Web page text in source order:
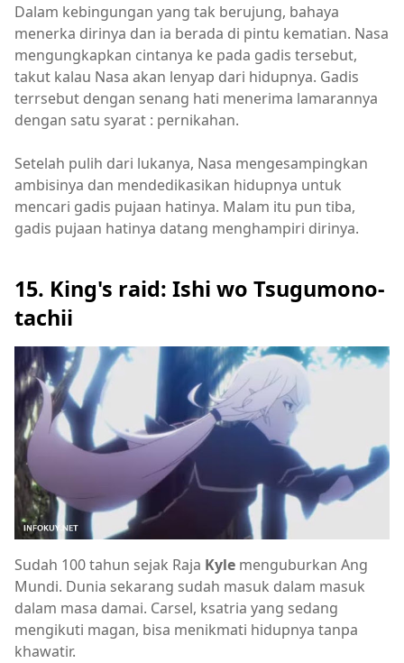
Dalam kebingungan yang tak berujung, bahaya
menerka dirinya dan ia berada di pintu kematian. Nasa
mengungkapkan cintanya ke pada gadis tersebut,
takut kalau Nasa akan lenyap dari hidupnya. Gadis
terrsebut dengan senang hati menerima lamarannya
dengan satu syarat : pernikahan.
Setelah pulih dari lukanya, Nasa mengesampingkan
ambisinya dan mendedikasikan hidupnya untuk
mencari gadis pujaan hatinya. Malam itu pun tiba,
gadis pujaan hatinya datang menghampiri dirinya.
15. King's raid: Ishi wo Tsugumono-
tachii
Sudah 100 tahun sejak Raja Kyle menguburkan Ang
Mundi. Dunia sekarang sudah masuk dalam masuk
dalam masa damai. Carsel, ksatria yang sedang
mengikuti magan, bisa menikmati hidupnya tanpa
khawatir.